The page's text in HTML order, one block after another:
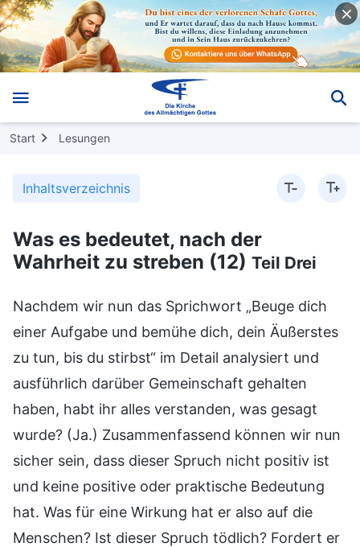
Start Lesungen
Inhaltsverzeichnis
Was es bedeutet, nach der
Wahrheit zu streben (12) Teil Drei
Nachdem wir nun das Sprichwort „Beuge dich
einer Aufgabe und bemühe dich, dein Äußerstes
zu tun, bis du stirbst“ im Detail analysiert und
ausführlich darüber Gemeinschaft gehalten
haben, habt ihr alles verstanden, was gesagt
wurde? (Ja.) Zusammenfassend können wir nun
sicher sein, dass dieser Spruch nicht positiv ist
und keine positive oder praktische Bedeutung
hat. Was für eine Wirkung hat er also auf die
Menschen? Ist dieser Spruch tödlich? Fordert er